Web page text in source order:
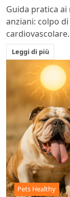
Guida pratica
anziani: colpo
Leggi di più
Pets Healthy